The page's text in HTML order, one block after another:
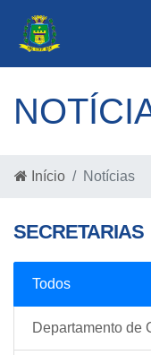
Início Notícias
SECRETARIAS
Todos
Departamento de